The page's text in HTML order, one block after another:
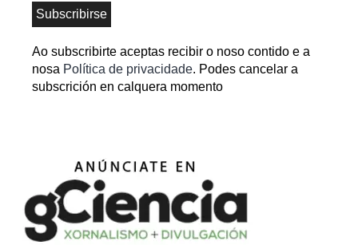
Ao subscribirte aceptas recibir o noso contido e a
nosa Política de privacidade. Podes cancelar a
subscrición en calquera momento